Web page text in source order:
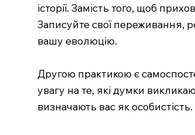
історії. Замість того, щоб
Записуйте свої переживання,
вашу еволюцію.
Другою практикою є
увагу на те, які думки
визначають вас як особистість.